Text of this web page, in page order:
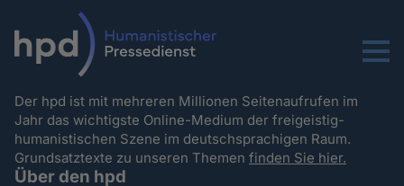
Menu
Der hpd ist mit mehreren Millionen Seitenaufrufen im
Jahr das wichtigste Online-Medium der freigeistig-
humanistischen Szene im deutschsprachigen Raum.
Grundsatztexte zu unseren Themenfinden Sie hier.
Über den hpd